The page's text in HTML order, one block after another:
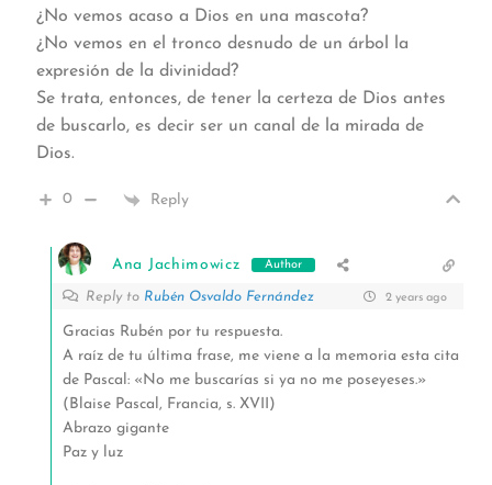
¿No vemos acaso a Dios en una mascota?
¿No vemos en el tronco desnudo de un árbol la
expresión de la divinidad?
Se trata, entonces, de tener la certeza de Dios antes
de buscarlo, es decir ser un canal de la mirada de
Dios.
0 Reply
Ana Jachimowicz Author
Reply to Rubén Osvaldo Fernández 2 years ago
Gracias Rubén por tu respuesta.
A raíz de tu última frase, me viene a la memoria esta cita
de Pascal: «No me buscarías si ya no me poseyeses.»
(Blaise Pascal, Francia, s. XVII)
Abrazo gigante
Paz y luz